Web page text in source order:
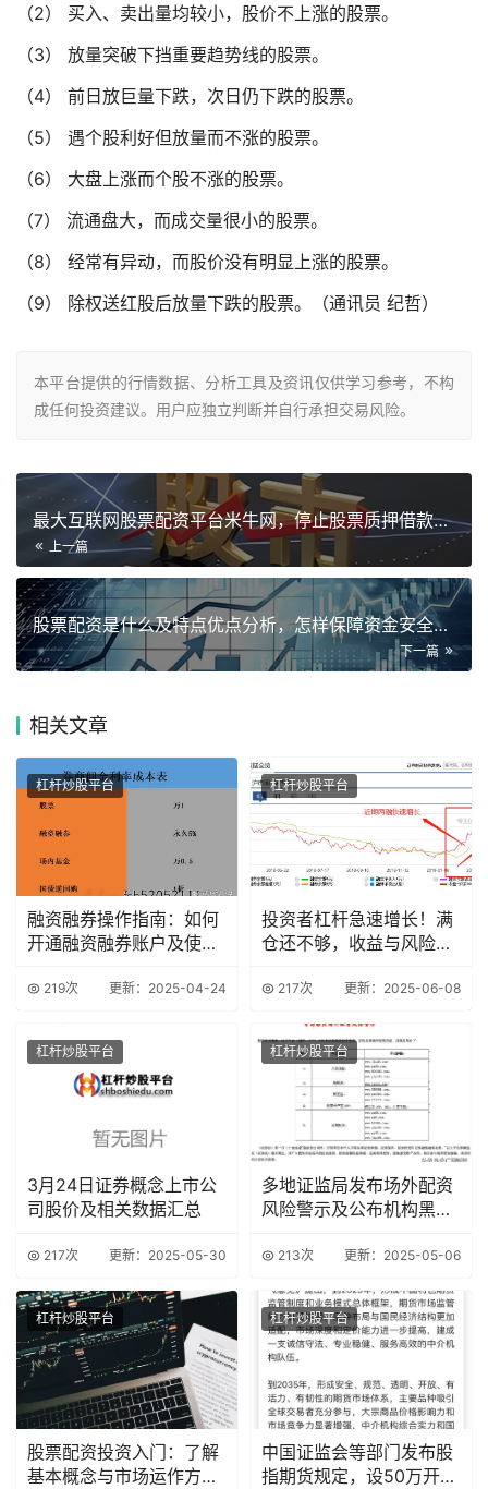
（2） 买入、卖出量均较小，股价不上涨的股票。
（3） 放量突破下挡重要趋势线的股票。
（4） 前日放巨量下跌，次日仍下跌的股票。
（5） 遇个股利好但放量而不涨的股票。
（6） 大盘上涨而个股不涨的股票。
（7） 流通盘大，而成交量很小的股票。
（8） 经常有异动，而股价没有明显上涨的股票。
（9） 除权送红股后放量下跌的股票。（通讯员 纪哲）
本平台提供的行情数据、分析工具及资讯仅供学习参考，不构
成任何投资建议。用户应独立判断并自行承担交易风险。
最大互联网股票配资平台米牛网，停止股票质押借款中介业务
上一篇
股票配资是什么及特点优点分析，怎样保障资金安全成关键
下一篇
相关文章
杠杆炒股平台
融资融券操作指南：如何
开通融资融券账户及使用
219次 更新：2025-04-24
杠杆炒股平台
投资者杠杆急速增长！满
仓还不够，收益与风险并
217次 更新：2025-06-08
杠杆炒股平台
3月24日证券概念上市公
司股价及相关数据汇总
217次 更新：2025-05-30
杠杆炒股平台
多地证监局发布场外配资
风险警示及公布机构黑名
213次 更新：2025-05-06
杠杆炒股平台
股票配资投资入门：了解
基本概念与市场运作方式
杠杆炒股平台
中国证监会等部门发布股
指期货规定，设50万开户